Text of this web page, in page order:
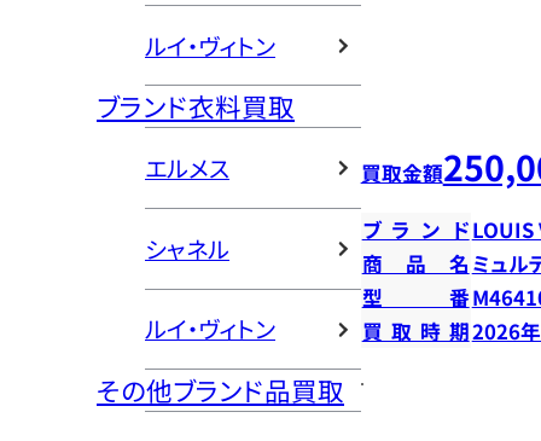
ルイ・ヴィトン
ブランド衣料買取
エルメス
シャネル
ルイ・ヴィトン
その他ブランド品買取
買取金額
ブランドLOUIS
商品名 ミュル
型番
買取時期2026